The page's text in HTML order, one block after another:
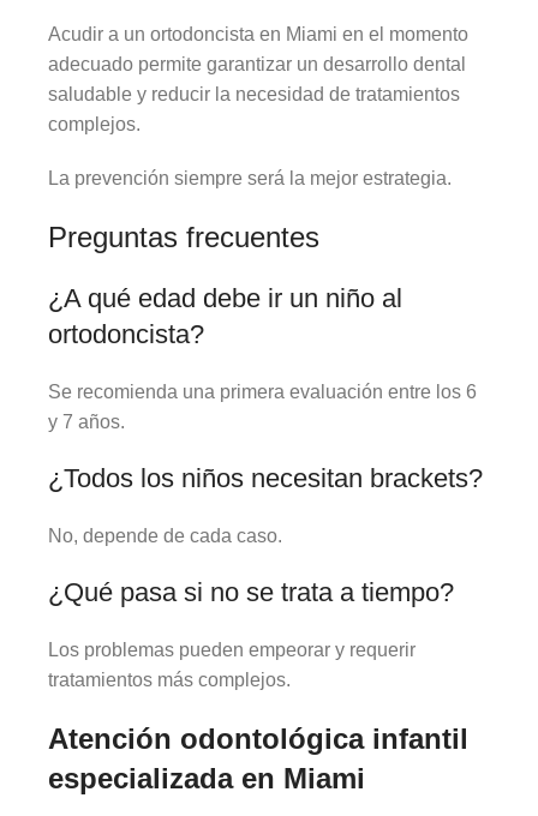
Acudir a un ortodoncista en Miami en el momento
adecuado permite garantizar un desarrollo dental
saludable y reducir la necesidad de tratamientos
complejos.
La prevención siempre será la mejor estrategia.
Preguntas frecuentes
¿A qué edad debe ir un niño al
ortodoncista?
Se recomienda una primera evaluación entre los 6
y 7 años.
¿Todos los niños necesitan brackets?
No, depende de cada caso.
¿Qué pasa si no se trata a tiempo?
Los problemas pueden empeorar y requerir
tratamientos más complejos.
Atención odontológica infantil
especializada en Miami